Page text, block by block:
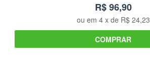
R$ 96,90
ou em 4x de R$ 24,23
COMPRAR